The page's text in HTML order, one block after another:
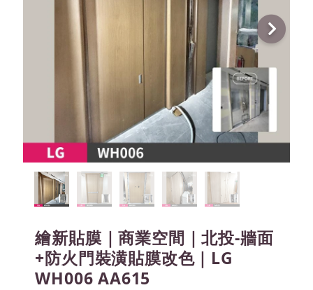
繪新貼膜｜商業空間｜北投-牆面
+防火門裝潢貼膜改色｜LG
WH006 AA615